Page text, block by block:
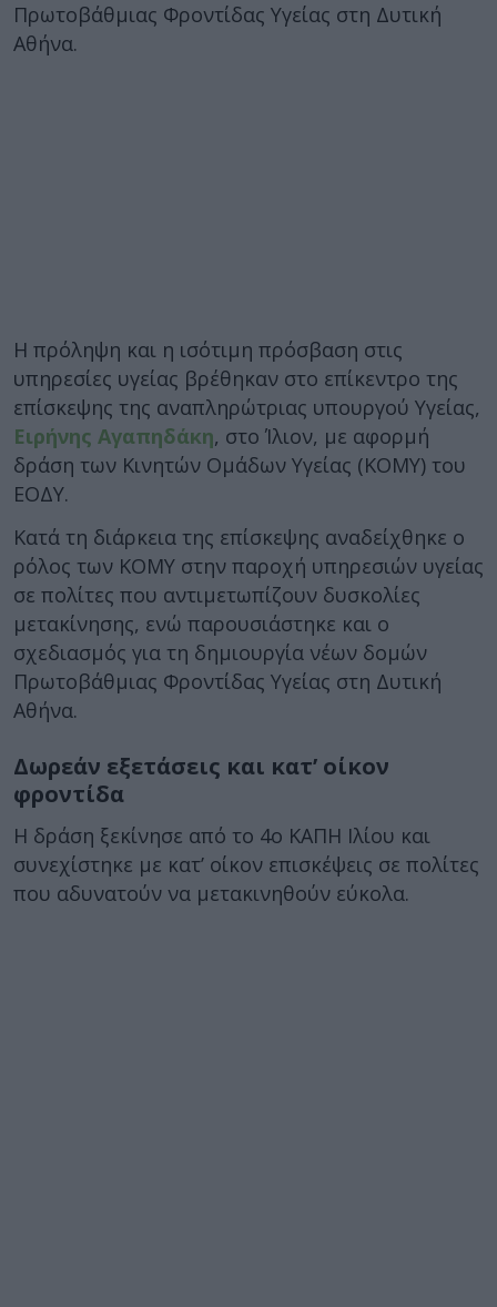
Πρωτοβάθμιας Φροντίδας Υγείας στη Δυτική
Αθήνα.
Η πρόληψη και η ισότιμη πρόσβαση στις
υπηρεσίες υγείας βρέθηκαν στο επίκεντρο της
επίσκεψης της αναπληρώτριας υπουργού Υγείας,
Ειρήνης Αγαπηδάκη, στο Ίλιον, με αφορμή
δράση των Κινητών Ομάδων Υγείας (ΚΟΜΥ) του
ΕΟΔΥ.
Κατά τη διάρκεια της επίσκεψης αναδείχθηκε ο
ρόλος των ΚΟΜΥ στην παροχή υπηρεσιών υγείας
σε πολίτες που αντιμετωπίζουν δυσκολίες
μετακίνησης, ενώ παρουσιάστηκε και ο
σχεδιασμός για τη δημιουργία νέων δομών
Πρωτοβάθμιας Φροντίδας Υγείας στη Δυτική
Αθήνα.
Δωρεάν εξετάσεις και κατ’ οίκον
φροντίδα
Η δράση ξεκίνησε από το 4ο ΚΑΠΗ Ιλίου και
συνεχίστηκε με κατ’ οίκον επισκέψεις σε πολίτες
που αδυνατούν να μετακινηθούν εύκολα.